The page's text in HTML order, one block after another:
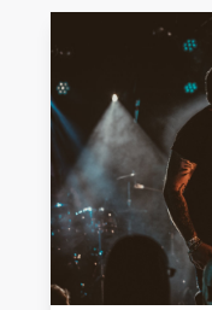
INTERJÚK
PREMIEREK
KULT
MÁSVILÁG
BLOG